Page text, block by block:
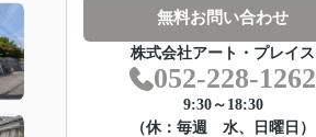
無料お問い合わせ
株式会社アート・プレイス
052-228-1262
9:30～18:30
（休：毎週 水、日曜日）